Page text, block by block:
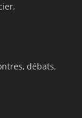
débats,